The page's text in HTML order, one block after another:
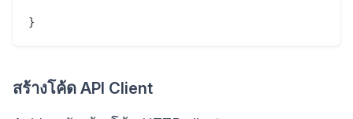
}
สร้างโค้ด API Client